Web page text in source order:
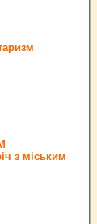
з міським